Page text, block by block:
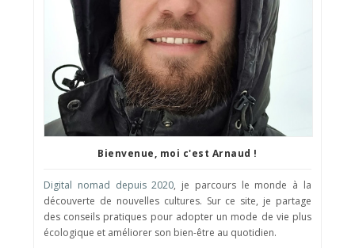
Bienvenue, moi c'est Arnaud !
Digital nomad depuis 2020, je parcours le monde à la
découverte de nouvelles cultures. Sur ce site, je partage
des conseils pratiques pour adopter un mode de vie plus
écologique et améliorer son bien-être au quotidien.